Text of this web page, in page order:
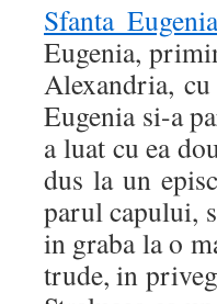
Sfanta Eugenia
Eugenia,
Alexandria,
Eugenia si-a
a luat cu ea
dus la un
parul capului,
in graba la o
trude, in